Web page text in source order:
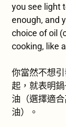
you see light
enough, and
choice of oil
cooking, like
你當然不想
起，就表明
油（選擇適
油）。